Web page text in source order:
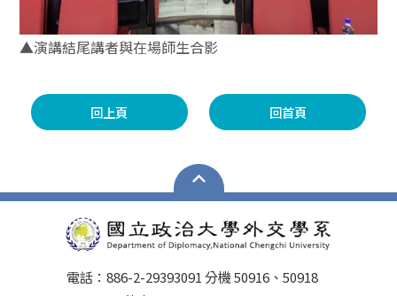
▲演講結尾講者與在場師生合影
回上頁 回首頁
電話：886-2-29393091 分機 50916、50918